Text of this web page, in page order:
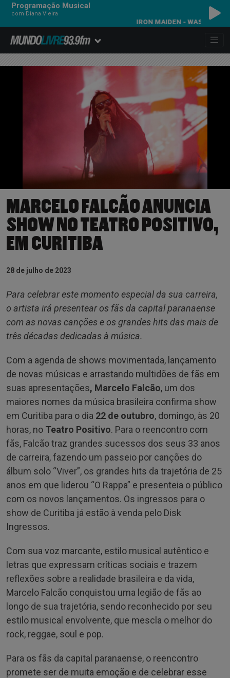
Programação Musical
com Diana Vieira
IRON MAIDEN - WASTING LOVE
MARCELO FALCÃO ANUNCIA
SHOW NO TEATRO POSITIVO,
EM CURITIBA
28 de julho de 2023
Para celebrar este momento especial da sua carreira,
o artista irá presentear os fãs da capital paranaense
com as novas canções e os grandes hits das mais de
três décadas dedicadas à música.
Com a agenda de shows movimentada, lançamento
de novas músicas e arrastando multidões de fãs em
suas apresentações, Marcelo Falcão, um dos
maiores nomes da música brasileira confirma show
em Curitiba para o dia 22 de outubro, domingo, às 20
horas, no Teatro Positivo. Para o reencontro com
fãs, Falcão traz grandes sucessos dos seus 33 anos
de carreira, fazendo um passeio por canções do
álbum solo “Viver”, os grandes hits da trajetória de 25
anos em que liderou “O Rappa” e presenteia o público
com os novos lançamentos. Os ingressos para o
show de Curitiba já estão à venda pelo Disk
Ingressos.
Com sua voz marcante, estilo musical autêntico e
letras que expressam críticas sociais e trazem
reflexões sobre a realidade brasileira e da vida,
Marcelo Falcão conquistou uma legião de fãs ao
longo de sua trajetória, sendo reconhecido por seu
estilo musical envolvente, que mescla o melhor do
rock, reggae, soul e pop.
Para os fãs da capital paranaense, o reencontro
promete ser de muita emoção e de celebrar esse